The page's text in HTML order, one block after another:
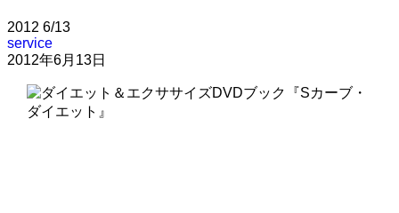
2012 6/13
service
2012年6月13日